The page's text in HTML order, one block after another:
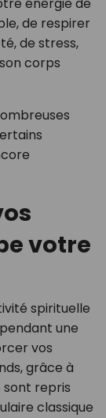
énergie de
de respirer
de stress,
corps
votre
spirituelle
une
vos
grâce à
repris
classique